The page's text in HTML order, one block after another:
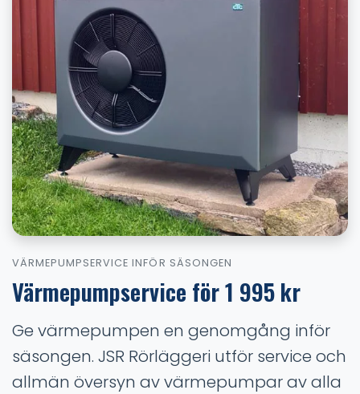
VÄRMEPUMPSERVICE INFÖR SÄSONGEN
Värmepumpservice för 1 995 kr
Ge värmepumpen en genomgång inför
säsongen. JSR Rörläggeri utför service och
allmän översyn av värmepumpar av alla